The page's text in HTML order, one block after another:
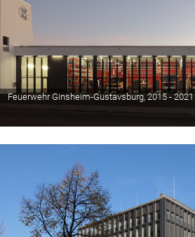
Feuerwehr Ginsheim-Gustavsburg, 2015 - 2021